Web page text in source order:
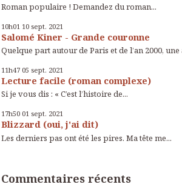
Roman populaire ! Demandez du roman...
10h01 10 sept. 2021
Salomé Kiner - Grande couronne
Quelque part autour de Paris et de l’an 2000, une
11h47 05 sept. 2021
Lecture facile (roman complexe)
Si je vous dis : « C’est l’histoire de...
17h50 01 sept. 2021
Blizzard (oui, j'ai dit)
Les derniers pas ont été les pires. Ma tête me...
Commentaires récents